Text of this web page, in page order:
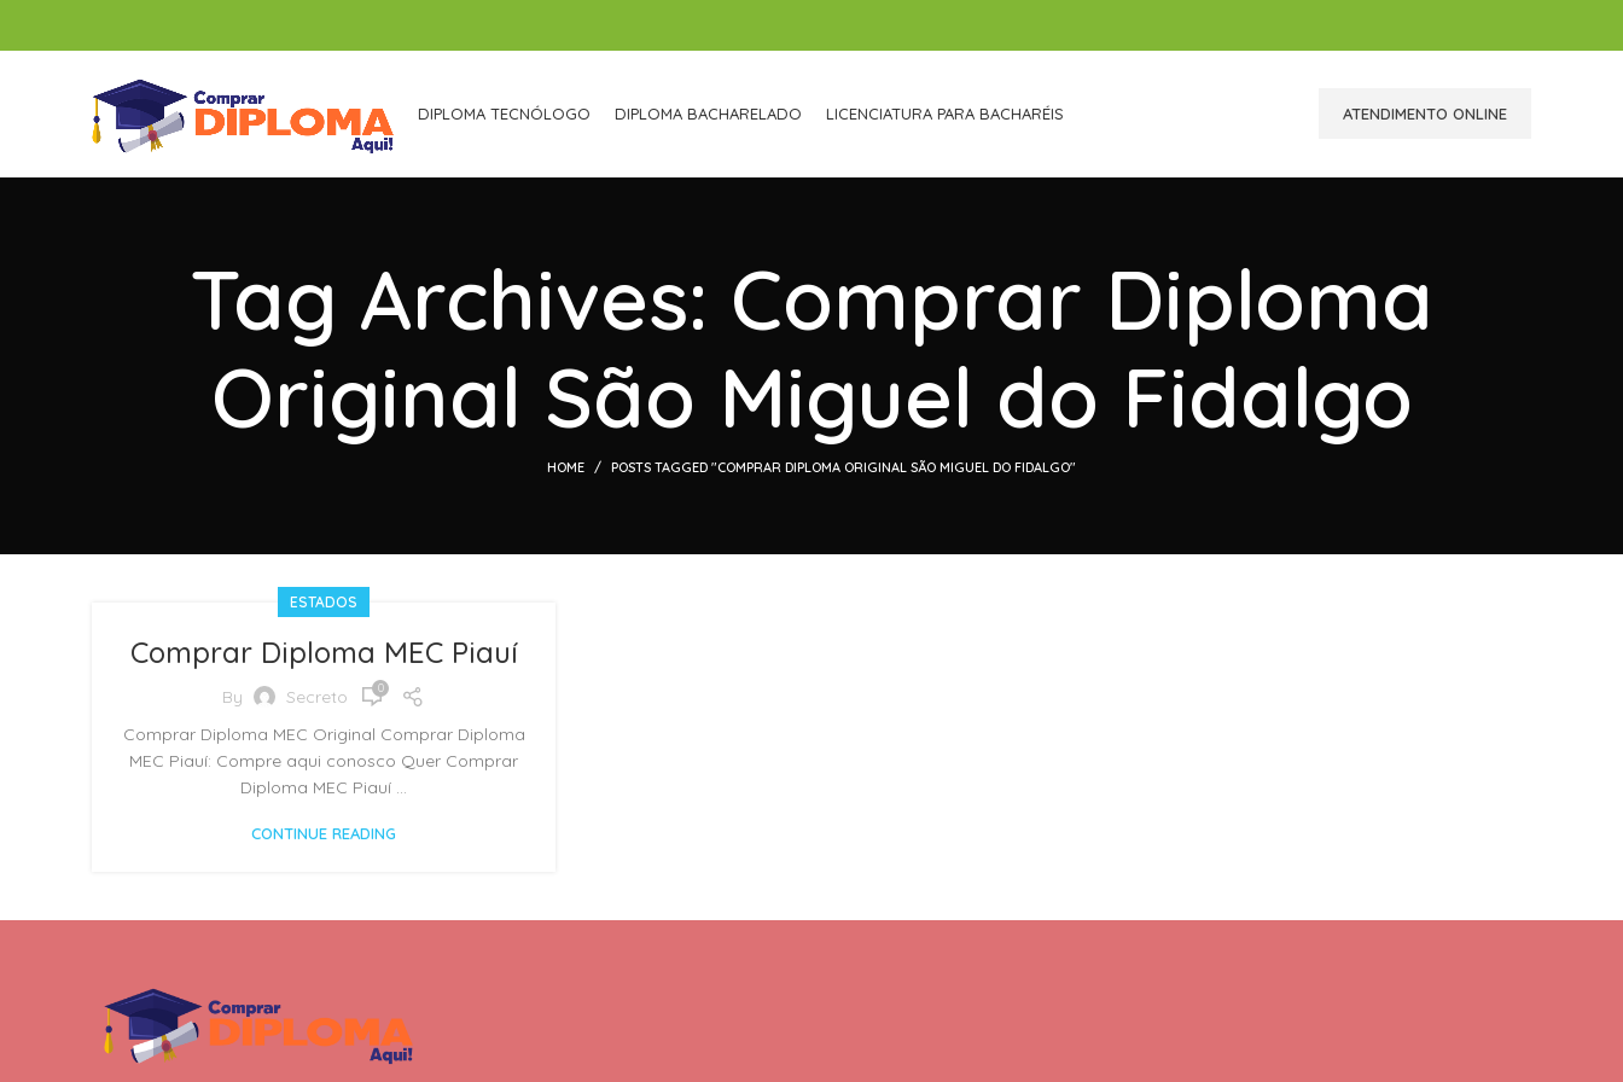
DIPLOMA TECNÓLOGO DIPLOMA BACHARELADO LICENCIATURA PARA BACHARÉIS ATENDIMENTO ONLINE
Tag Archives: Comprar Diploma
Original São Miguel do Fidalgo
HOME POSTS TAGGED "COMPRAR DIPLOMA ORIGINAL SÃO MIGUEL DO FIDALGO"
ESTADOS
Comprar Diploma MEC Piauí
By Secreto 0
Comprar Diploma MEC Original Comprar Diploma
MEC Piauí: Compre aqui conosco Quer Comprar
Diploma MEC Piauí ...
CONTINUE READING